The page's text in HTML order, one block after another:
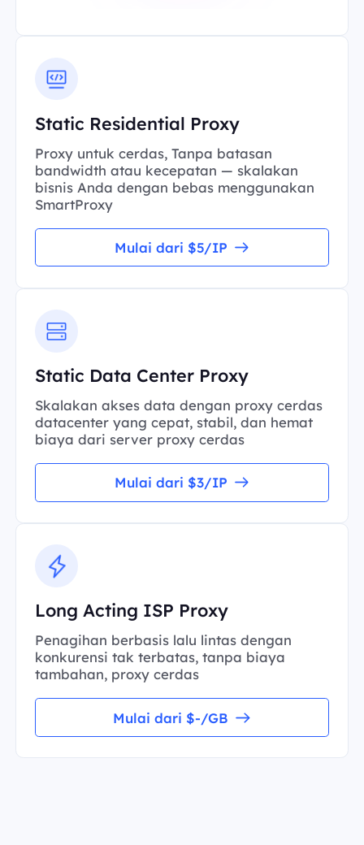
Static Residential Proxy
Proxy untuk cerdas, Tanpa batasan
bandwidth atau kecepatan — skalakan
bisnis Anda dengan bebas menggunakan
SmartProxy
Mulai dari $5/IP
Static Data Center Proxy
Skalakan akses data dengan proxy cerdas
datacenter yang cepat, stabil, dan hemat
biaya dari server proxy cerdas
Mulai dari $3/IP
Long Acting ISP Proxy
Penagihan berbasis lalu lintas dengan
konkurensi tak terbatas, tanpa biaya
tambahan, proxy cerdas
Mulai dari $-/GB